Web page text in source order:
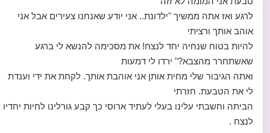
לרגע ואז אתה ממשיך "ילדונת.. אני יודע שאנחנו צעירים אבל אני
אוהב אותך ורציתי
להיות בטוח שנחיה יחד לנצח! את מסכימה להנשא לי ברגע
שאשתחרר מהצבא?" ירדו לי דמעות
ואתה הגיבור שלי מחית אותן אני אוהבת אותך. לקחת את ידי וענדת
לי את הטבעת. חזרתי
הביתה וחשבתי עלינו בעלי לעתיד ארוסי כך קבע גורלינו לחיות יחדיו
לנצח .